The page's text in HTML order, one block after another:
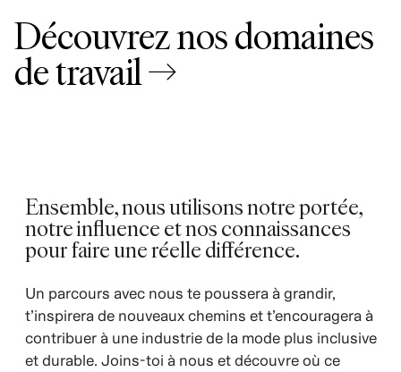
Découvrez nos domaines
de travail →
Ensemble, nous utilisons notre portée,
notre influence et nos connaissances
pour faire une réelle différence.
Un parcours avec nous te poussera à grandir,
t’inspirera de nouveaux chemins et t’encouragera à
contribuer à une industrie de la mode plus inclusive
et durable. Joins-toi à nous et découvre où ce